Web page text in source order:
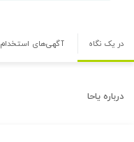
در یک نگاه آگهی‌های استخدام
درباره یاحا